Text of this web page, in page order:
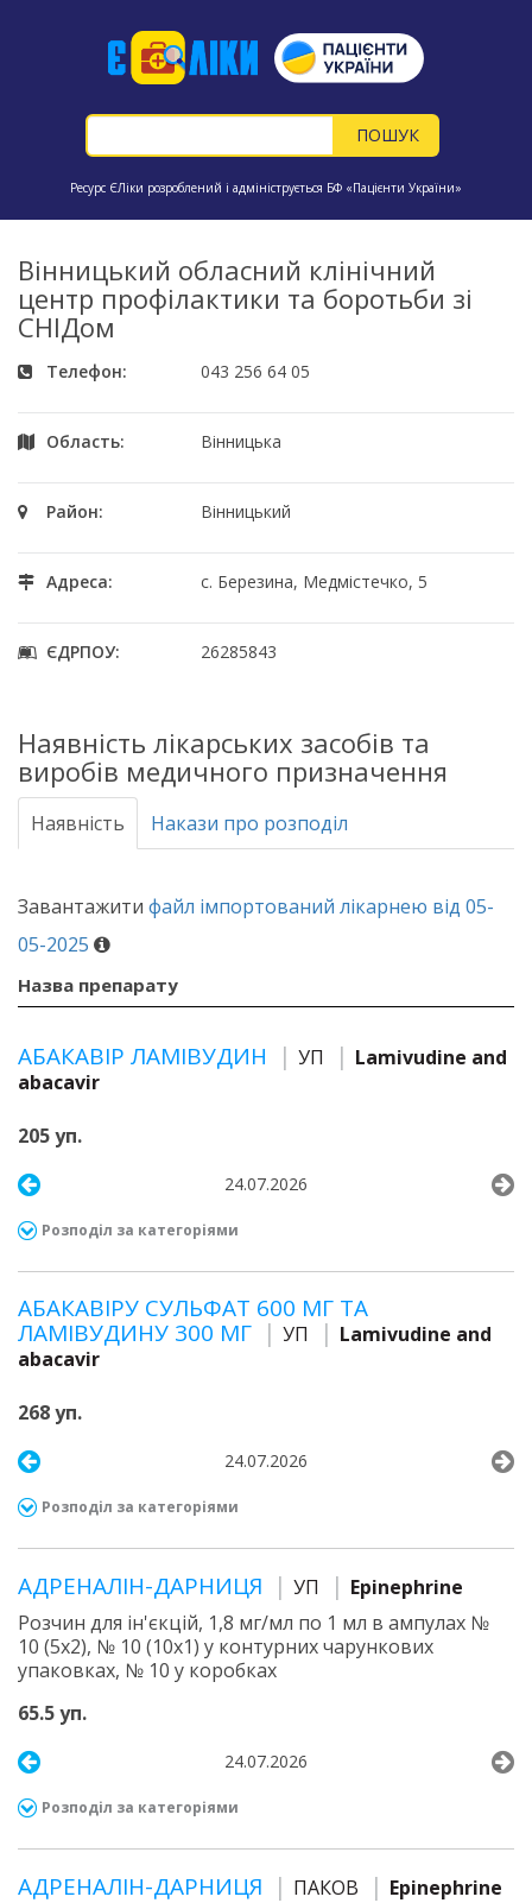
Ресурс ЄЛіки розроблений і адмініструється БФ «Пацієнти України»
Вінницький обласний клінічний
центр профілактики та боротьби зі
СНІДом
Телефон: 043 256 64 05
Область: Вінницька
Район: Вінницький
Адреса: с. Березина, Медмістечко, 5
ЄДРПОУ: 26285843
Наявність лікарських засобів та
виробів медичного призначення
Наявність Накази про розподіл
Завантажити файл імпортований лікарнею від 05-
05-2025
Назва препарату
АБАКАВІР ЛАМІВУДИН УП
Lamivudine and
abacavir
205 уп.
24.07.2026
Розподіл за категоріями
АБАКАВІРУ СУЛЬФАТ 600 МГ ТА
ЛАМІВУДИНУ 300 МГ
УП
Lamivudine and
abacavir
268 уп.
24.07.2026
Розподіл за категоріями
АДРЕНАЛІН-ДАРНИЦЯ УП
Epinephrine
Розчин для ін'єкцій, 1,8 мг/мл по 1 мл в ампулах №
10 (5х2), № 10 (10х1) у контурних чарункових
упаковках, № 10 у коробках
65.5 уп.
24.07.2026
Розподіл за категоріями
АДРЕНАЛІН-ДАРНИЦЯ ПАКОВ Epinephrine